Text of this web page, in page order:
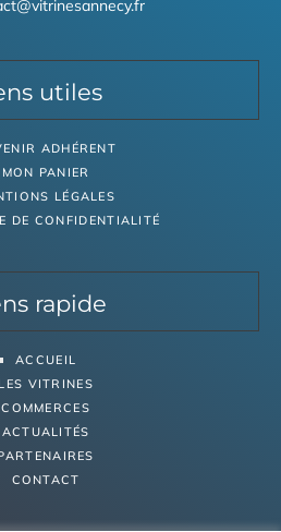
utiles
ADHÉRENT
MON PANIER
LÉGALES
DE CONFIDENTIALITÉ
rapide
ACCUEIL
LES VITRINES
COMMERCES
ACTUALITÉS
CONTACT